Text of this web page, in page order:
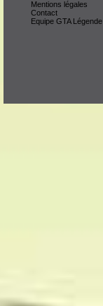
Mentions légales
Contact
Equipe GTA Légende